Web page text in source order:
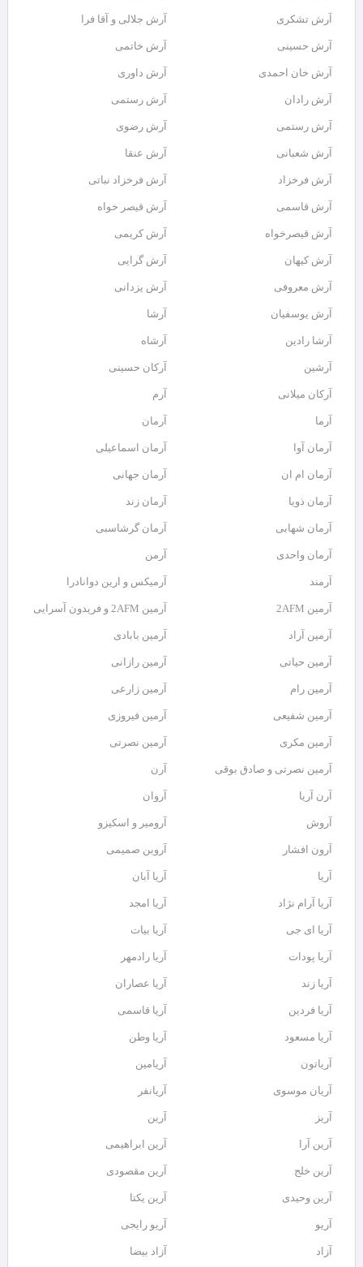
آرش تشکری آرش جلالی و آقا فرا
آرش حسینی آرش خاتمی
آرش خان احمدی آرش داوری
آرش رادان آرش رستمى
آرش رستمی آرش رضوی
آرش شعبانی آرش عنقا
آرش فرخزاد آرش فرخزاد نباتی
آرش قاسمی آرش قیصر خواه
آرش قیصرخواه آرش کریمی
آرش کیهان آرش گرایی
آرش معروفی آرش یزدانی
آرش یوسفیان آرشا
آرشا رادین آرشاه
آرشین آرکان حسینی
آرکان میلانی آرم
آرما آرمان
آرمان آوا آرمان اسماعیلی
آرمان ام ان آرمان جهانی
آرمان ذویا آرمان زند
آرمان شهابی آرمان گرشاسبی
آرمان واحدی آرمن
آرمند آرمیکس و ارین دوانادرا
آرمین 2AFM آرمین 2AFM و فریدون آسرایی
آرمین آراد آرمین بابادی
آرمین حیاتی آرمین رازانی
آرمین رام آرمین زارعی
آرمین شفیعی آرمین فیروزی
آرمین مکری آرمین نصرتی
آرمین نصرتی و صادق بوقی آرن
آرن آریا آروان
آروش آرومیر و اسکیزو
آرون افشار آروین صمیمی
آریا آریا آبان
آریا آرام نژاد آریا امجد
آریا ای جی آریا بیات
آریا پودات آریا رادمهر
آریا زند آریا عصاران
آریا فردین آریا قاسمی
آریا مسعود آریا وطن
آریاتون آریامین
آریان موسوی آریانفر
آریز آرین
آرین آرا آرین ابراهیمی
آرین خلج آرین مقصودی
آرین وحیدی آرین یکتا
آریو آریو رایجی
آزاد آزاد بیضا